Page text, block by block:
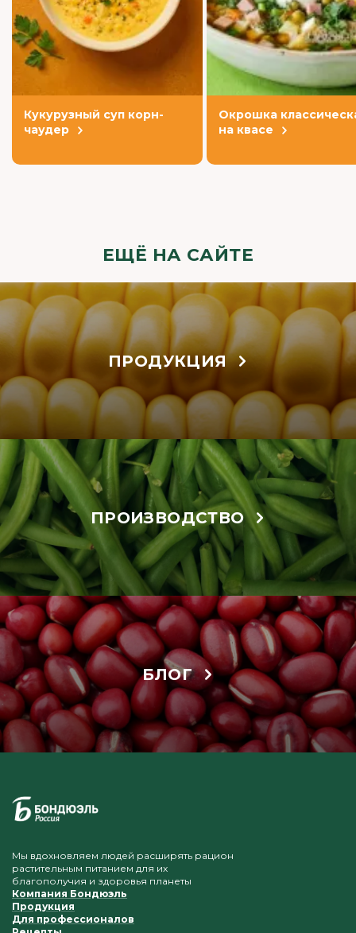
Кукурузный суп корн-
чаудер
Окрошка
на квасе
ЕЩЁ НА САЙТЕ
ПРОДУКЦИЯ
ПРОИЗВОДСТВО
БЛОГ
Мы вдохновляем людей расширять рацион
растительным питанием для их
благополучия и здоровья планеты
Компания Бондюэль
Продукция
Для профессионалов